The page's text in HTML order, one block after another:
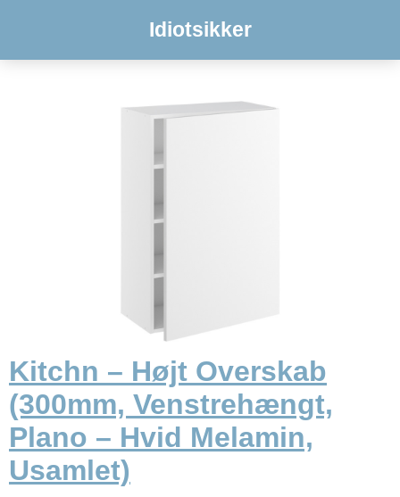
Idiotsikker
Kitchn – Højt Overskab
(300mm, Venstrehængt,
Plano – Hvid Melamin,
Usamlet)